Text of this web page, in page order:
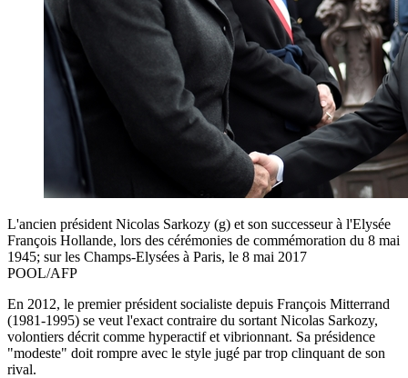
L'ancien président Nicolas Sarkozy (g) et son successeur à l'Elysée
François Hollande, lors des cérémonies de commémoration du 8 mai
1945; sur les Champs-Elysées à Paris, le 8 mai 2017
POOL/AFP
En 2012, le premier président socialiste depuis François Mitterrand
(1981-1995) se veut l'exact contraire du sortant Nicolas Sarkozy,
volontiers décrit comme hyperactif et vibrionnant. Sa présidence
"modeste" doit rompre avec le style jugé par trop clinquant de son
rival.